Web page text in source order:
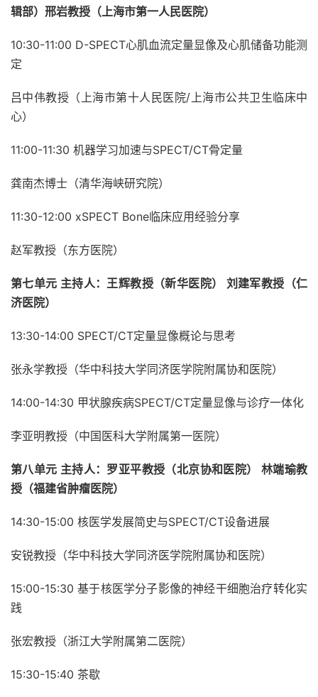
辑部）邢岩教授（上海市第一人民医院）
10:30-11:00 D-SPECT心肌血流定量显像及心肌储备功能测
定
吕中伟教授（上海市第十人民医院/上海市公共卫生临床中
心）
11:00-11:30 机器学习加速与SPECT/CT骨定量
龚南杰博士（清华海峡研究院）
11:30-12:00 xSPECT Bone临床应用经验分享
赵军教授（东方医院）
第七单元 主持人：王辉教授（新华医院） 刘建军教授（仁
济医院）
13:30-14:00 SPECT/CT定量显像概论与思考
张永学教授（华中科技大学同济医学院附属协和医院）
14:00-14:30 甲状腺疾病SPECT/CT定量显像与诊疗一体化
李亚明教授（中国医科大学附属第一医院）
第八单元 主持人：罗亚平教授（北京协和医院） 林端瑜教
授（福建省肿瘤医院）
14:30-15:00 核医学发展简史与SPECT/CT设备进展
安锐教授（华中科技大学同济医学院附属协和医院）
15:00-15:30 基于核医学分子影像的神经干细胞治疗转化实
践
张宏教授（浙江大学附属第二医院）
15:30-15:40 茶歇